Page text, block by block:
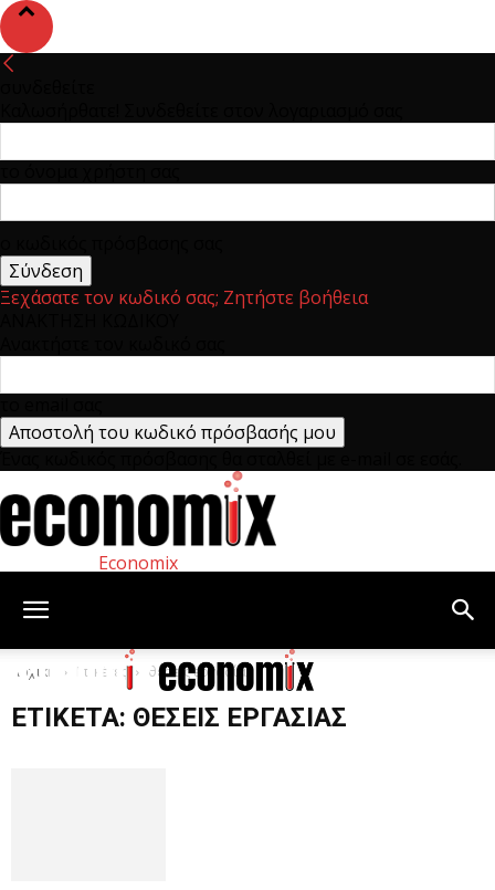
Ξεχάσατε τον κωδικό σας; Ζητήστε βοήθεια
Economix
Αρχική Ετικέτες θέσεις εργασίας
ΕΤΙΚΈΤΑ: ΘΈΣΕΙΣ ΕΡΓΑΣΊΑΣ